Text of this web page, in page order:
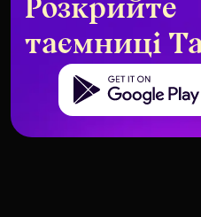
Розкрийте
таємниці
Get it on Google Play